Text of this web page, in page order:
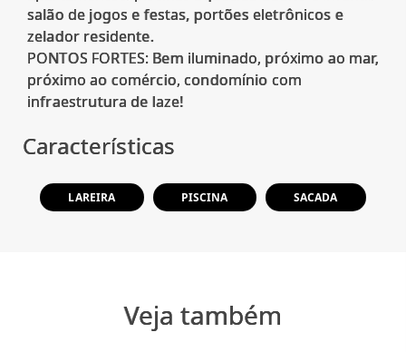
salão de jogos e festas, portões eletrônicos e
zelador residente.
PONTOS FORTES: Bem iluminado, próximo ao mar,
próximo ao comércio, condomínio com
Características
LAREIRA PISCINA SACADA
Veja também